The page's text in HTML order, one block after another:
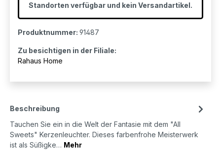
Standorten verfügbar und kein Versandartikel.
Produktnummer: 91487
Zu besichtigen in der Filiale:
Rahaus Home
Beschreibung
Tauchen Sie ein in die Welt der Fantasie mit dem "All
Sweets" Kerzenleuchter. Dieses farbenfrohe Meisterwerk
ist als Süßigke… Mehr